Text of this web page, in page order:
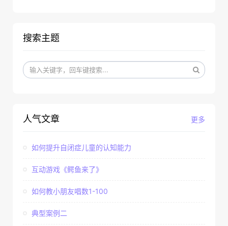
搜索主题
更多
人气文章
如何提升自闭症儿童的认知能力
互动游戏《鳄鱼来了》
如何教小朋友唱数1-100
典型案例二